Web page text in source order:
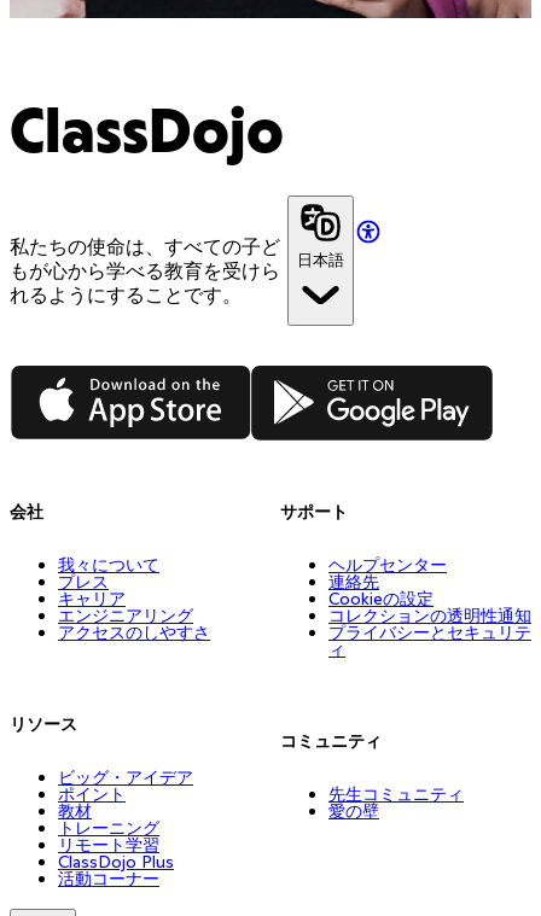
ClassDojo
私たちの使命は、すべての子ど
もが心から学べる教育を受けら
れるようにすることです。
日本語
App Store Google Play
会社
我々について
プレス
キャリア
エンジニアリング
アクセスのしやすさ
リソース
ビッグ・アイデア
ポイント
教材
トレーニング
リモート学習
ClassDojo Plus
活動コーナー
サポート
ヘルプセンター
連絡先
Cookieの設定
コレクションの透明性通知
プライバシーとセキュリテ
ィ
コミュニティ
先生コミュニティ
愛の壁